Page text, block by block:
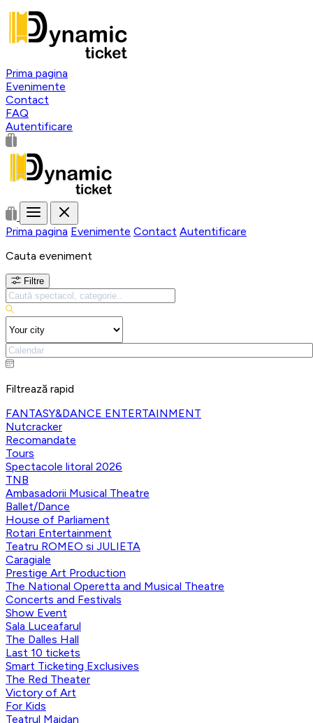
Prima pagina
Evenimente
Contact
FAQ
Autentificare
Prima pagina Evenimente Contact Autentificare
Cauta eveniment
Filtre
Filtrează rapid
FANTASY&DANCE ENTERTAINMENT
Nutcracker
Recomandate
Tours
Spectacole litoral 2026
TNB
Ambasadorii Musical Theatre
Ballet/Dance
House of Parliament
Rotari Entertainment
Teatru ROMEO si JULIETA
Caragiale
Prestige Art Production
The National Operetta and Musical Theatre
Concerts and Festivals
Show Event
Sala Luceafarul
The Dalles Hall
Last 10 tickets
Smart Ticketing Exclusives
The Red Theater
Victory of Art
For Kids
Teatrul Maidan